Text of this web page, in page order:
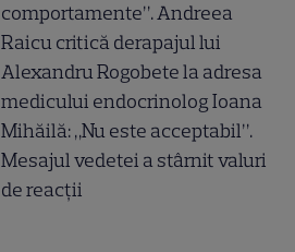
comportamente”. Andreea
Raicu critică derapajul lui
Alexandru Rogobete la adresa
medicului endocrinolog Ioana
Mihăilă: „Nu este acceptabil”.
Mesajul vedetei a stârnit valuri
de reacții